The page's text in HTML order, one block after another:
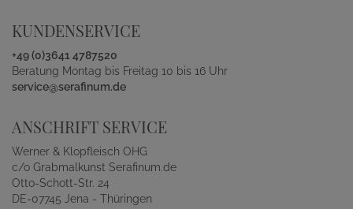
KUNDENSERVICE
+49 (0)3641 4787520
Beratung Montag bis Freitag 10 bis 16 Uhr
service@serafinum.de
ANSCHRIFT SERVICE
Werner & Klopfleisch OHG
c/o Grabmalkunst Serafinum.de
Otto-Schott-Str. 24
DE-07745 Jena - Thüringen